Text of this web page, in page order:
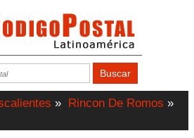
» Rincon De Romos »